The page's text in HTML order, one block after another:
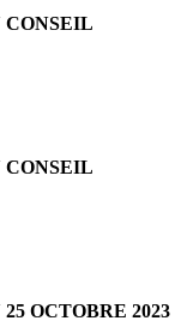
CONSEIL
CONSEIL
OCTOBRE 2023